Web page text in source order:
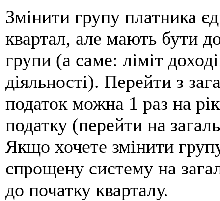
Змінити групу платника
квартал, але мають бути
групи (а саме: ліміт
діяльності). Перейти з
податок можна 1 раз на
податку (перейти на
Якщо хочете змінити
спрощену систему на
до початку кварталу.